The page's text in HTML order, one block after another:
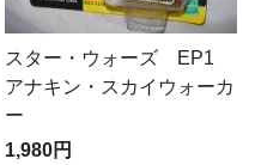
スター・ウォーズ EP1
アナキン・スカイウォーカ
ー
1,980円